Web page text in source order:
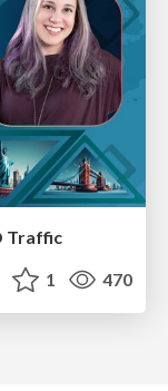
Traffic
1 470